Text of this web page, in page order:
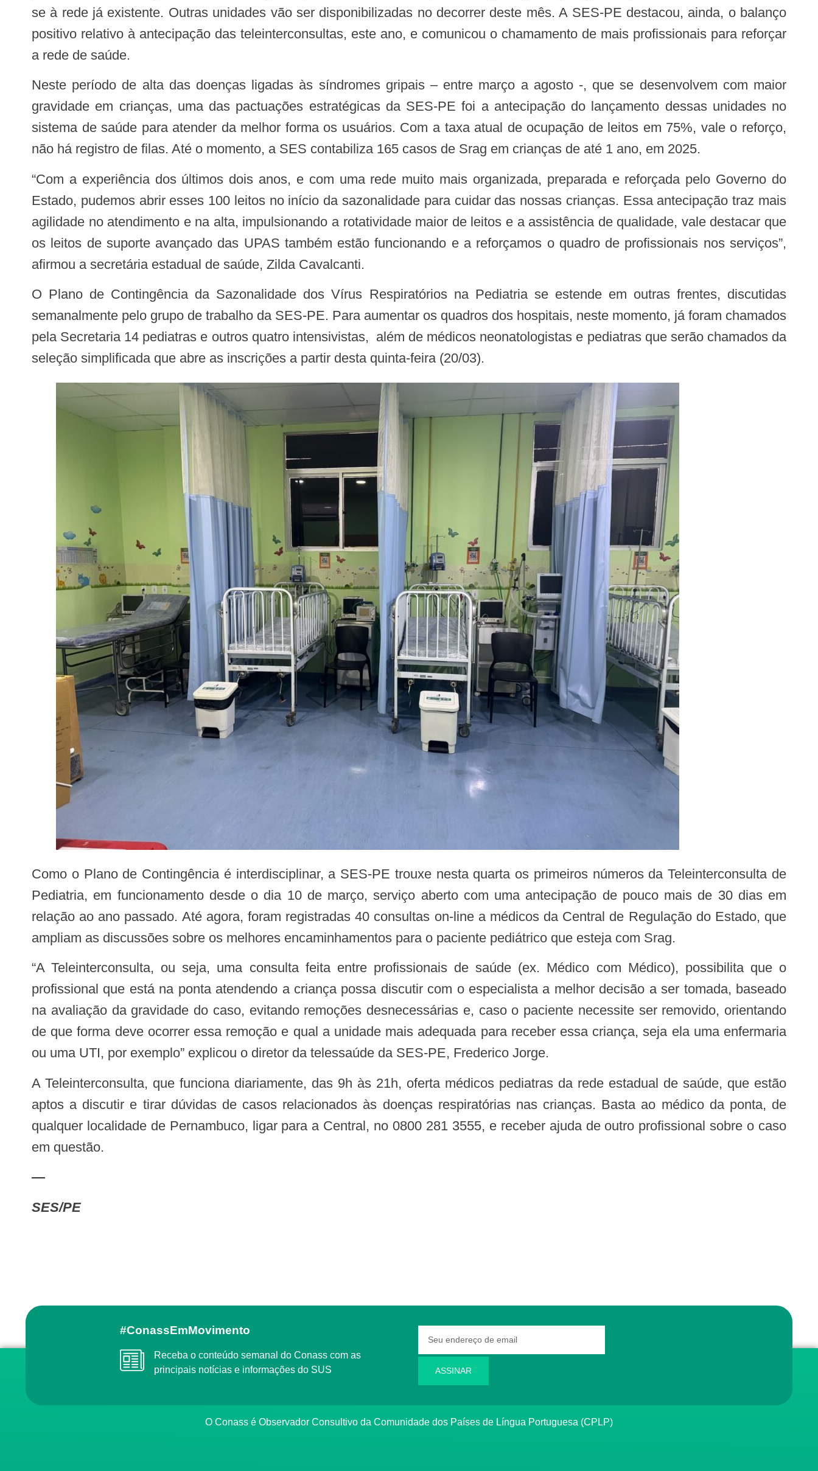
se à rede já existente. Outras unidades vão ser disponibilizadas no decorrer deste mês. A SES-PE destacou, ainda, o balanço
positivo relativo à antecipação das teleinterconsultas, este ano, e comunicou o chamamento de mais profissionais para reforçar
a rede de saúde.
Neste período de alta das doenças ligadas às síndromes gripais – entre março a agosto -, que se desenvolvem com maior
gravidade em crianças, uma das pactuações estratégicas da SES-PE foi a antecipação do lançamento dessas unidades no
sistema de saúde para atender da melhor forma os usuários. Com a taxa atual de ocupação de leitos em 75%, vale o reforço,
não há registro de filas. Até o momento, a SES contabiliza 165 casos de Srag em crianças de até 1 ano, em 2025.
“Com a experiência dos últimos dois anos, e com uma rede muito mais organizada, preparada e reforçada pelo Governo do
Estado, pudemos abrir esses 100 leitos no início da sazonalidade para cuidar das nossas crianças. Essa antecipação traz mais
agilidade no atendimento e na alta, impulsionando a rotatividade maior de leitos e a assistência de qualidade, vale destacar que
os leitos de suporte avançado das UPAS também estão funcionando e a reforçamos o quadro de profissionais nos serviços”,
afirmou a secretária estadual de saúde, Zilda Cavalcanti.
O Plano de Contingência da Sazonalidade dos Vírus Respiratórios na Pediatria se estende em outras frentes, discutidas
semanalmente pelo grupo de trabalho da SES-PE. Para aumentar os quadros dos hospitais, neste momento, já foram chamados
pela Secretaria 14 pediatras e outros quatro intensivistas, além de médicos neonatologistas e pediatras que serão chamados da
seleção simplificada que abre as inscrições a partir desta quinta-feira (20/03).
Como o Plano de Contingência é interdisciplinar, a SES-PE trouxe nesta quarta os primeiros números da Teleinterconsulta de
Pediatria, em funcionamento desde o dia 10 de março, serviço aberto com uma antecipação de pouco mais de 30 dias em
relação ao ano passado. Até agora, foram registradas 40 consultas on-line a médicos da Central de Regulação do Estado, que
ampliam as discussões sobre os melhores encaminhamentos para o paciente pediátrico que esteja com Srag.
“A Teleinterconsulta, ou seja, uma consulta feita entre profissionais de saúde (ex. Médico com Médico), possibilita que o
profissional que está na ponta atendendo a criança possa discutir com o especialista a melhor decisão a ser tomada, baseado
na avaliação da gravidade do caso, evitando remoções desnecessárias e, caso o paciente necessite ser removido, orientando
de que forma deve ocorrer essa remoção e qual a unidade mais adequada para receber essa criança, seja ela uma enfermaria
ou uma UTI, por exemplo” explicou o diretor da telessaúde da SES-PE, Frederico Jorge.
A Teleinterconsulta, que funciona diariamente, das 9h às 21h, oferta médicos pediatras da rede estadual de saúde, que estão
aptos a discutir e tirar dúvidas de casos relacionados às doenças respiratórias nas crianças. Basta ao médico da ponta, de
qualquer localidade de Pernambuco, ligar para a Central, no 0800 281 3555, e receber ajuda de outro profissional sobre o caso
em questão.
—
SES/PE
#ConassEmMovimento
Receba o conteúdo semanal do Conass com as
principais notícias e informações do SUS
ASSINAR
O Conass é Observador Consultivo da Comunidade dos Países de Língua Portuguesa (CPLP)